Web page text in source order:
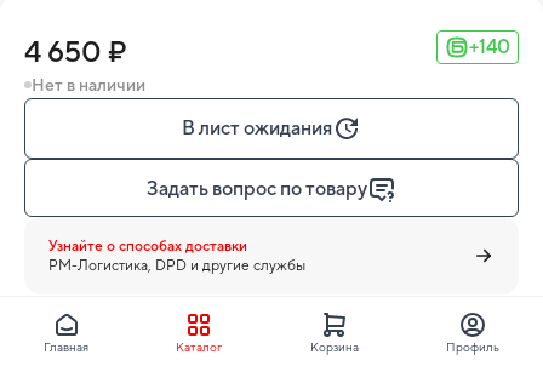
4 650 ₽ +140
Нет в наличии
В лист ожидания
Задать вопрос по товару
Узнайте о способах доставки
PM-Логистика, DPD и другие службы
Главная Каталог Корзина Профиль